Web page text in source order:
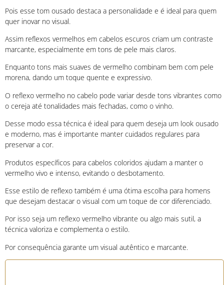
Pois esse tom ousado destaca a personalidade e é ideal para quem
quer inovar no visual.
Assim reflexos vermelhos em cabelos escuros criam um contraste
marcante, especialmente em tons de pele mais claros.
Enquanto tons mais suaves de vermelho combinam bem com pele
morena, dando um toque quente e expressivo.
O reflexo vermelho no cabelo pode variar desde tons vibrantes como
o cereja até tonalidades mais fechadas, como o vinho.
Desse modo essa técnica é ideal para quem deseja um look ousado
e moderno, mas é importante manter cuidados regulares para
preservar a cor.
Produtos específicos para cabelos coloridos ajudam a manter o
vermelho vivo e intenso, evitando o desbotamento.
Esse estilo de reflexo também é uma ótima escolha para homens
que desejam destacar o visual com um toque de cor diferenciado.
Por isso seja um reflexo vermelho vibrante ou algo mais sutil, a
técnica valoriza e complementa o estilo.
Por consequência garante um visual autêntico e marcante.